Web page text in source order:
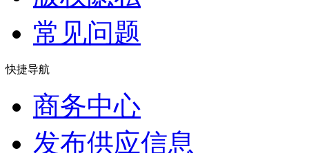
常见问题
快捷导航
商务中心
发布供应信息